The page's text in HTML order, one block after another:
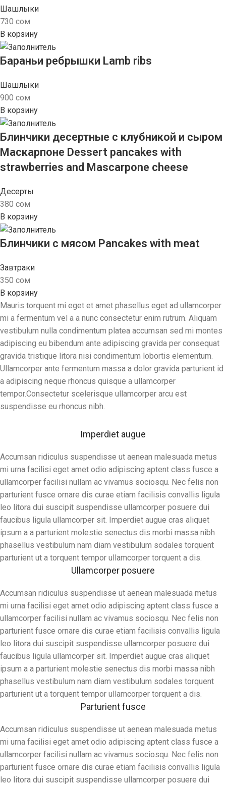
Шашлыки
730 сом
В корзину
Бараньи ребрышки Lamb ribs
Шашлыки
900 сом
В корзину
Блинчики десертные с клубникой и сыром
Маскарпоне Dessert pancakes with
strawberries and Mascarpone cheese
Десерты
380 сом
В корзину
Блинчики с мясом Pancakes with meat
Завтраки
350 сом
В корзину
Mauris torquent mi eget et amet phasellus eget ad ullamcorper
mi a fermentum vel a a nunc consectetur enim rutrum. Aliquam
vestibulum nulla condimentum platea accumsan sed mi montes
adipiscing eu bibendum ante adipiscing gravida per consequat
gravida tristique litora nisi condimentum lobortis elementum.
Ullamcorper ante fermentum massa a dolor gravida parturient id
a adipiscing neque rhoncus quisque a ullamcorper
tempor.Consectetur scelerisque ullamcorper arcu est
suspendisse eu rhoncus nibh.
Imperdiet augue
Accumsan ridiculus suspendisse ut aenean malesuada metus
mi urna facilisi eget amet odio adipiscing aptent class fusce a
ullamcorper facilisi nullam ac vivamus sociosqu. Nec felis non
parturient fusce ornare dis curae etiam facilisis convallis ligula
leo litora dui suscipit suspendisse ullamcorper posuere dui
faucibus ligula ullamcorper sit. Imperdiet augue cras aliquet
ipsum a a parturient molestie senectus dis morbi massa nibh
phasellus vestibulum nam diam vestibulum sodales torquent
parturient ut a torquent tempor ullamcorper torquent a dis.
Ullamcorper posuere
Accumsan ridiculus suspendisse ut aenean malesuada metus
mi urna facilisi eget amet odio adipiscing aptent class fusce a
ullamcorper facilisi nullam ac vivamus sociosqu. Nec felis non
parturient fusce ornare dis curae etiam facilisis convallis ligula
leo litora dui suscipit suspendisse ullamcorper posuere dui
faucibus ligula ullamcorper sit. Imperdiet augue cras aliquet
ipsum a a parturient molestie senectus dis morbi massa nibh
phasellus vestibulum nam diam vestibulum sodales torquent
parturient ut a torquent tempor ullamcorper torquent a dis.
Parturient fusce
Accumsan ridiculus suspendisse ut aenean malesuada metus
mi urna facilisi eget amet odio adipiscing aptent class fusce a
ullamcorper facilisi nullam ac vivamus sociosqu. Nec felis non
parturient fusce ornare dis curae etiam facilisis convallis ligula
leo litora dui suscipit suspendisse ullamcorper posuere dui